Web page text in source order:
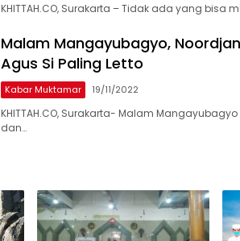
KHITTAH.CO, Surakarta – Tidak ada yang bisa
Malam Mangayubagyo,
Agus Si Paling Letto
Kabar Muktamar 19/11/2022
KHITTAH.CO, Surakarta- Malam
dan…